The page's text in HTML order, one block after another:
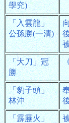
學究)
「入雲龍」
公孫勝(一清)
「大刀」冠
勝
「豹子頭」
林沖
「霹靂火」